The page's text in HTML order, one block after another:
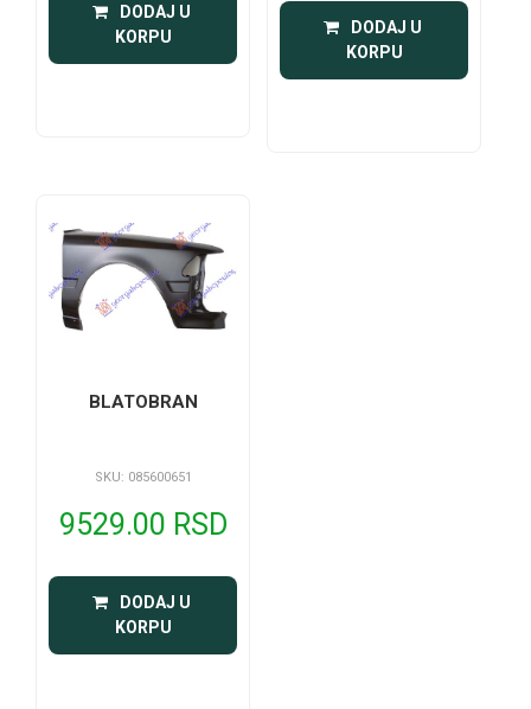
DODAJ U
KORPU
DODAJ U
KORPU
BLATOBRAN
SKU: 085600651
9529.00 RSD
DODAJ U
KORPU